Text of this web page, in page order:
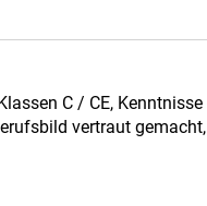
C / CE, Kenntnisse
vertraut